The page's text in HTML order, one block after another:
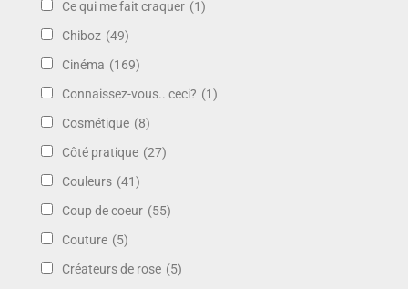
Ce qui me fait craquer (1)
Chiboz (49)
Cinéma (169)
Connaissez-vous.. ceci? (1)
Cosmétique (8)
Côté pratique (27)
Couleurs (41)
Coup de coeur (55)
Couture (5)
Créateurs de rose (5)